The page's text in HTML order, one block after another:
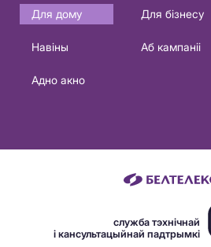
Основная
навигация
Для дому Для бізнесу
Навіны
Аб кампаніі
Адно акно
служба тэхнічнай
і кансультацыйнай падтрымкі